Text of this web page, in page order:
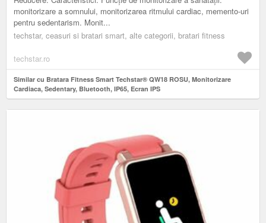
monitorizare a somnului, monitorizarea ritmului cardiac, memento-uri
pentru sedentarism. Monit...
techstar, ceasuri si bratari smart, alte categorii, bratari fitness
techstar.ro
Similar cu Bratara Fitness Smart Techstar® QW18 ROSU, Monitorizare
Cardiaca, Sedentary, Bluetooth, IP65, Ecran IPS